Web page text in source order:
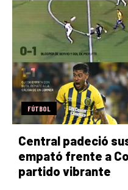
FÚTBOL
Central padeció
empató frente a
partido vibrante